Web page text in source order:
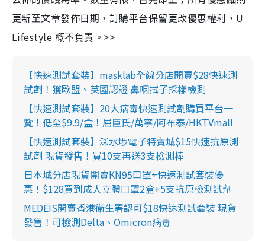
更新至文章發佈日期，訂購平台保留更改優惠權利，U
Lifestyle 概不負責。>>
【快速測試套裝】masklab全線分店開賣$28快速測
試劑！獲歐盟、英國認證 鼻咽拭子採樣檢測
【快速測試套裝】20大病毒快速測試劑購買平台一
覽！低至$9.9/盒！屈臣氏/萬寧/阿布泰/HKTVmall
【快速測試套裝】深水埗電子特賣城$15快速抗原測
試劑 現貨發售！買10支再送3支檢測棒
日本城分店現貨開賣KN95口罩+快速測試套裝優
惠！$128買到成人立體口罩2盒+5支抗原檢測試劑
MEDEIS開賣香港衛生署認可$18快速測試套裝 現貨
發售！可檢測Delta、Omicron病毒